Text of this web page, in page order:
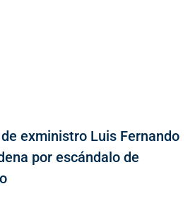
exministro Luis Fernando
por escándalo de